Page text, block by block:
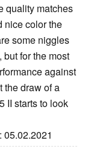
quality matches
nice color the
some niggles
for the most
against
the draw of a
II starts to look
05.02.2021